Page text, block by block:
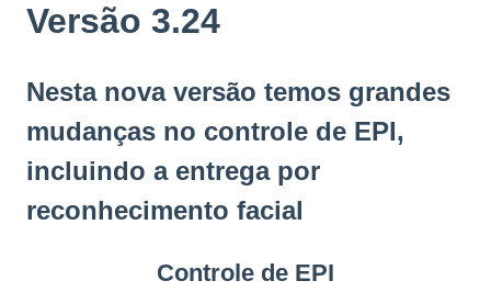
Versão 3.24
Nesta nova versão temos grandes
mudanças no controle de EPI,
incluindo a entrega por
reconhecimento facial
Controle de EPI